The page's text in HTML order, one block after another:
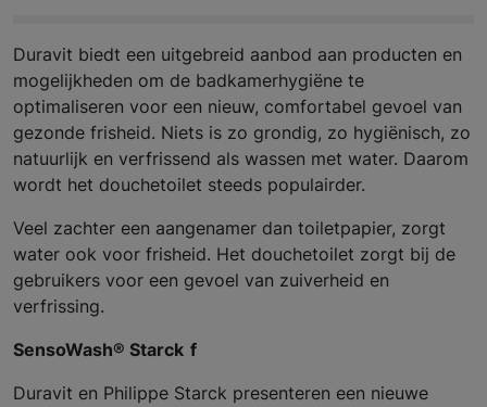
Duravit biedt een uitgebreid aanbod aan producten en
mogelijkheden om de badkamerhygiëne te
optimaliseren voor een nieuw, comfortabel gevoel van
gezonde frisheid. Niets is zo grondig, zo hygiënisch, zo
natuurlijk en verfrissend als wassen met water. Daarom
wordt het douchetoilet steeds populairder.
Veel zachter een aangenamer dan toiletpapier, zorgt
water ook voor frisheid. Het douchetoilet zorgt bij de
gebruikers voor een gevoel van zuiverheid en
verfrissing.
SensoWash® Starck f
Duravit en Philippe Starck presenteren een nieuwe